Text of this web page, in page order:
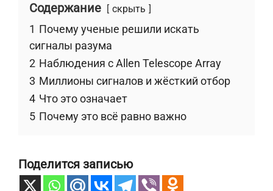
Содержание скрыть
1 Почему ученые решили искать
сигналы разума
2 Наблюдения с Allen Telescope Array
3 Миллионы сигналов и жёсткий отбор
4 Что это означает
5 Почему это всё равно важно
Поделится записью